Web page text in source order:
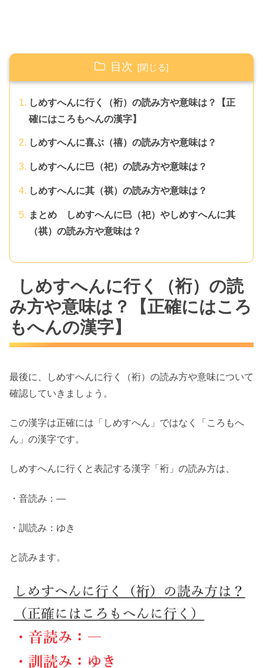
目次
しめすへんに行く（裄）の読み方や意味は？【正
確にはころもへんの漢字】
しめすへんに喜ぶ（禧）の読み方や意味は？
しめすへんに巳（祀）の読み方や意味は？
しめすへんに其（祺）の読み方や意味は？
まとめ しめすへんに巳（祀）やしめすへんに其
（祺）の読み方や意味は？
しめすへんに行く（裄）の読
み方や意味は？【正確にはころ
もへんの漢字】
最後に、しめすへんに行く（裄）の読み方や意味について
確認していきましょう。
この漢字は正確には「しめすへん」ではなく「ころもへ
ん」の漢字です。
しめすへんに行くと表記する漢字「裄」の読み方は、
・音読み：―
・訓読み：ゆき
と読みます。